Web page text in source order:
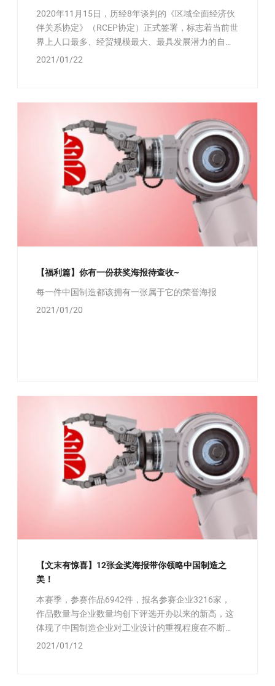
2020年11月15日，历经8年谈判的《区域全面经济伙
伴关系协定》（RCEP协定）正式签署，标志着当前世
界上人口最多、经贸规模最大、最具发展潜力的自由
贸易区正式启航。
2021/01/22
【福利篇】你有一份获奖海报待查收~
每一件中国制造都该拥有一张属于它的荣誉海报
2021/01/20
【文末有惊喜】12张金奖海报带你领略中国制造之
美！
本赛季，参赛作品6942件，报名参赛企业3216家，
作品数量与企业数量均创下评选开办以来的新高，这
体现了中国制造企业对工业设计的重视程度在不断提
升。
2021/01/12